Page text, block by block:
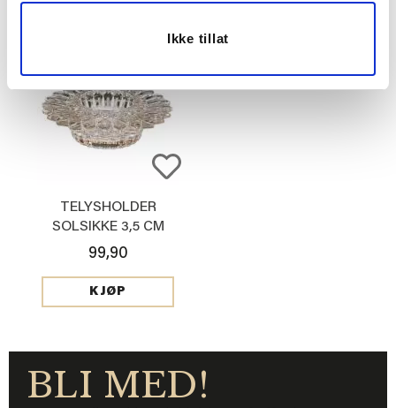
Ikke tillat
TELYSHOLDER
SOLSIKKE 3,5 CM
99,90
KJØP
BLI MED!